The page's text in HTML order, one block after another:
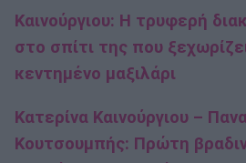
Καινούργιου: Η τρυφερή
στο σπίτι της που
κεντημένο μαξιλάρι
Κατερίνα Καινούργιου –
Κουτσουμπής: Πρώτη